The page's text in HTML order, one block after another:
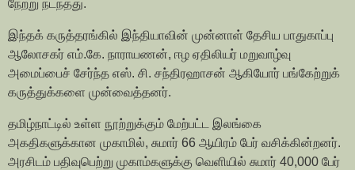
நேற்று நடந்தது.
இந்தக் கருத்தரங்கில் இந்தியாவின் முன்னாள் தேசிய பாதுகாப்பு
ஆலோசகர் எம்.கே. நாராயணன், ஈழ ஏதிலியர் மறுவாழ்வு
அமைப்பைச் சேர்ந்த எஸ். சி. சந்திரஹாசன் ஆகியோர் பங்கேற்றுக்
கருத்துக்களை முன்வைத்தனர்.
தமிழ்நாட்டில் உள்ள நூற்றுக்கும் மேற்பட்ட இலங்கை
அகதிகளுக்கான முகாமில், சுமார் 66 ஆயிரம் பேர் வசிக்கின்றனர்.
அரசிடம் பதிவுபெற்று முகாம்களுக்கு வெளியில் சுமார் 40,000 பேர்